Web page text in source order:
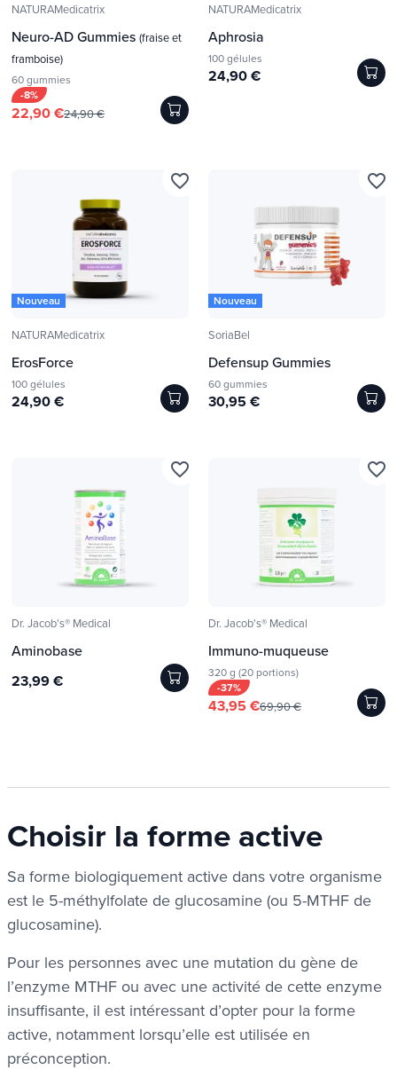
NATURAMedicatrix
Neuro-AD Gummies (fraise et
framboise)
60 gummies
-8%
22,90 €24,90 €
NATURAMedicatrix
Aphrosia
100 gélules
24,90 €
Nouveau
NATURAMedicatrix
ErosForce
100 gélules
24,90 €
favorite_border
Nouveau
SoriaBel
Defensup Gummies
60 gummies
30,95 €
favorite_border
Dr. Jacob's® Medical
Aminobase
23,99 €
favorite_border
Dr. Jacob's® Medical
Immuno-muqueuse
320 g (20 portions)
-37%
43,95 €69,90 €
favorite_border
Choisir la forme active
Sa forme biologiquement active dans votre organisme
est le 5-méthylfolate de glucosamine (ou 5-MTHF de
glucosamine).
Pour les personnes avec une mutation du gène de
l’enzyme MTHF ou avec une activité de cette enzyme
insuffisante, il est intéressant d’opter pour la forme
active, notamment lorsqu’elle est utilisée en
préconception.